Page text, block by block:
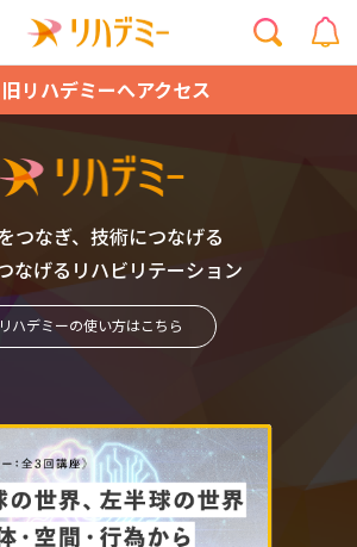
旧リハデミーへアクセス
つなぎ、技術につなげる
なげるリハビリテーション
リハデミーの使い方はこちら